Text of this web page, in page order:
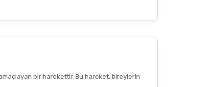
bir harekettir. Bu hareket, bireylerin